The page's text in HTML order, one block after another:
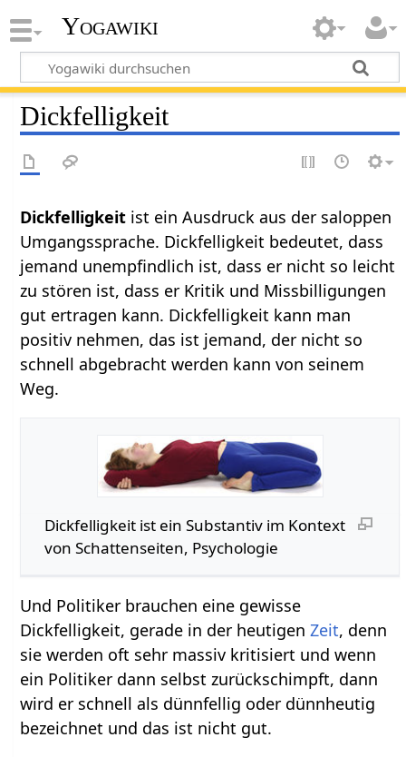
Yogawiki
Dickfelligkeit
Dickfelligkeit ist ein Ausdruck aus der saloppen
Umgangssprache. Dickfelligkeit bedeutet, dass
jemand unempfindlich ist, dass er nicht so leicht
zu stören ist, dass er Kritik und Missbilligungen
gut ertragen kann. Dickfelligkeit kann man
positiv nehmen, das ist jemand, der nicht so
schnell abgebracht werden kann von seinem
Weg.
Dickfelligkeit‏‎ ist ein Substantiv im Kontext
von Schattenseiten, Psychologie
Und Politiker brauchen eine gewisse
Dickfelligkeit, gerade in der heutigenZeit, denn
sie werden oft sehr massiv kritisiert und wenn
ein Politiker dann selbst zurückschimpft, dann
wird er schnell als dünnfellig oder dünnheutig
bezeichnet und das ist nicht gut.